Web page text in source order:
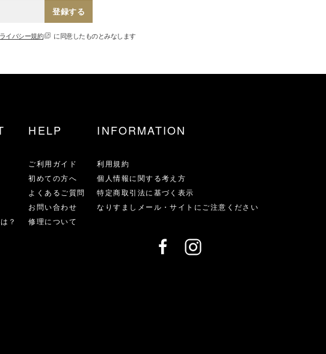
登録する
イバシー規約 に同意したものとみなします
？
HELP
ご利用ガイド
初めての方へ
よくあるご質問
お問い合わせ
修理について
INFORMATION
利用規約
個人情報に関する考え方
特定商取引法に基づく表示
なりすましメール・サイトにご注意ください